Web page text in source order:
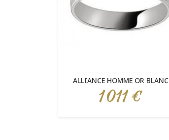
Aperçu rapide
ALLIANCE HOMME OR BLANC
Prix
1 011 €